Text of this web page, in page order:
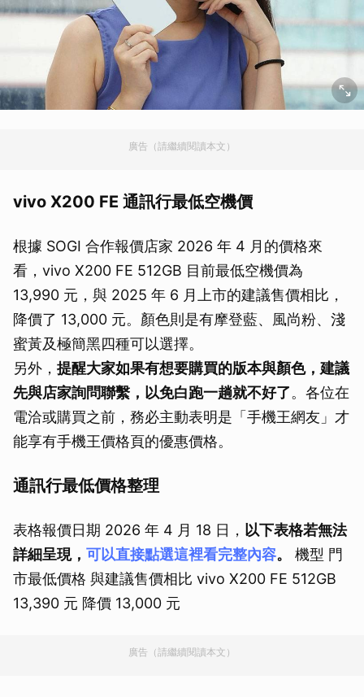
廣告（請繼續閱讀本文）
vivo X200 FE 通訊行最低空機價
根據 SOGI 合作報價店家 2026 年 4 月的價格來
看，vivo X200 FE 512GB 目前最低空機價為
13,990 元，與 2025 年 6 月上市的建議售價相比，
降價了 13,000 元。顏色則是有摩登藍、風尚粉、淺
蜜黃及極簡黑四種可以選擇。
另外， 提醒大家如果有想要購買的版本與顏色，建議
先與店家詢問聯繫，以免白跑一趟就不好了。各位在
電洽或購買之前，務必主動表明是「手機王網友」才
能享有手機王價格頁的優惠價格。
通訊行最低價格整理
表格報價日期 2026 年 4 月 18 日， 以下表格若無法
詳細呈現， 可以直接點選這裡看完整內容。
機型 門
市最低價格 與建議售價相比 vivo X200 FE 512GB
13,390 元 降價 13,000 元
廣告（請繼續閱讀本文）